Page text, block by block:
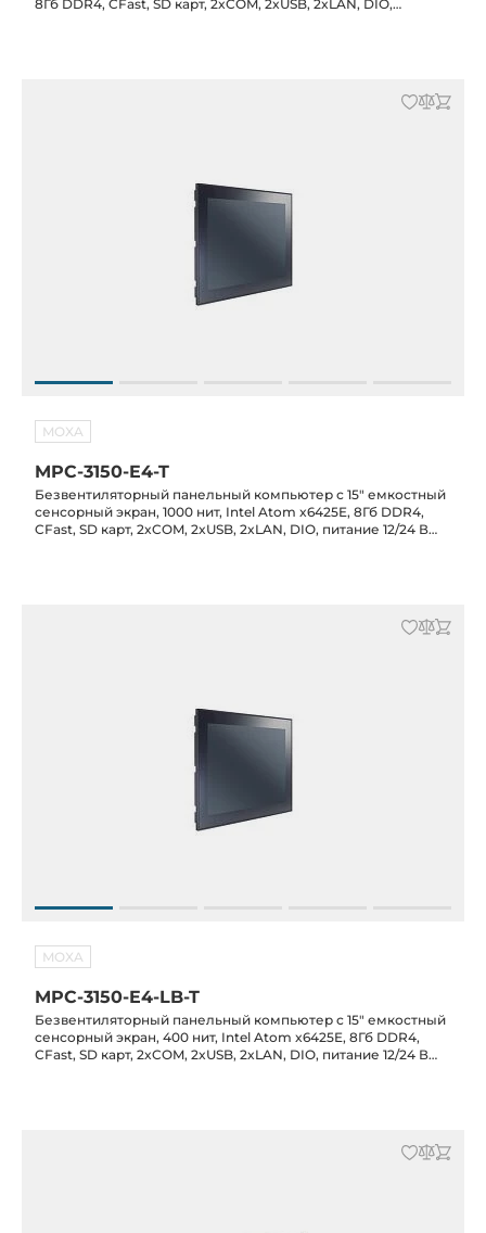
8Гб DDR4, CFast, SD карт, 2xCOM, 2xUSB, 2xLAN, DIO,
MOXA
MPC-3150-E4-T
Безвентиляторный панельный компьютер с 15" емкостный
сенсорный экран, 1000 нит, Intel Atom x6425E, 8Гб DDR4,
CFast, SD карт, 2xCOM, 2xUSB, 2xLAN, DIO, питание 12/24 В
MOXA
MPC-3150-E4-LB-T
Безвентиляторный панельный компьютер с 15" емкостный
сенсорный экран, 400 нит, Intel Atom x6425E, 8Гб DDR4,
CFast, SD карт, 2xCOM, 2xUSB, 2xLAN, DIO, питание 12/24 В